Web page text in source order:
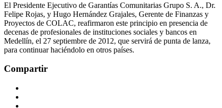
El Presidente Ejecutivo de Garantías Comunitarias Grupo S. A., Dr.
Felipe Rojas, y Hugo Hernández Grajales, Gerente de Finanzas y
Proyectos de COLAC, reafirmaron este principio en presencia de
decenas de profesionales de instituciones sociales y bancos en
Medellín, el 27 septiembre de 2012, que servirá de punta de lanza,
para continuar haciéndolo en otros países.
Compartir